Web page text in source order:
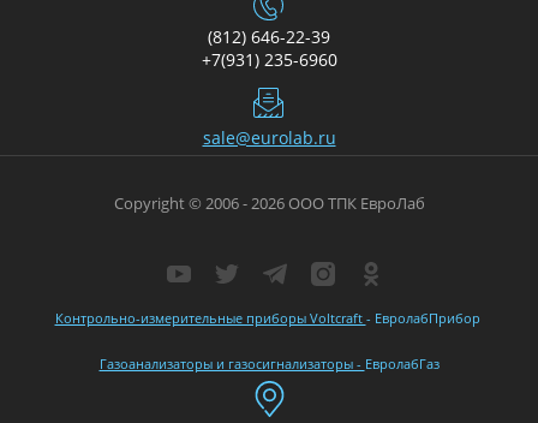
(812) 646-22-39
+7(931) 235-6960
sale@eurolab.ru
Контрольно-измерительные приборы Voltcraft - ЕвролабПрибор
Газоанализаторы и газосигнализаторы - ЕвролабГаз
Copyright © 2006 - 2026 ООО ТПК ЕвроЛаб